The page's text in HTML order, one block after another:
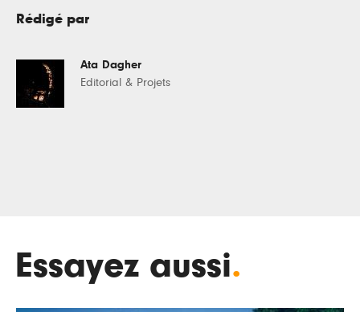
Rédigé par
Ata Dagher
Editorial & Projets
Essayez aussi.